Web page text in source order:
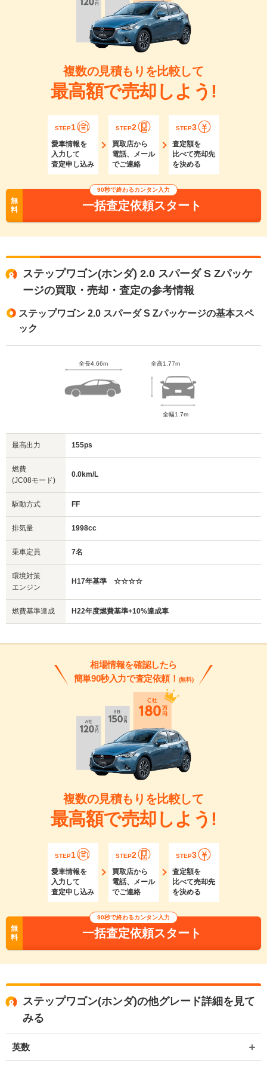
複数の見積もりを比較して
最高額で売却しよう!
STEP1
愛車情報を
入力して
査定申し込み
STEP2
買取店から
電話、メール
でご連絡
STEP3
査定額を
比べて売却先
を決める
無
料
90秒で終わるカンタン入力
一括査定依頼スタート
ステップワゴン(ホンダ) 2.0 スパーダ S Zパッケ
ージの買取・売却・査定の参考情報
ステップワゴン 2.0 スパーダ S Zパッケージの基本スペ
ック
全長4.66m 全高1.77m
全幅1.7m
最高出力 155ps
燃費
(JC08モード)
0.0km/L
駆動方式 FF
排気量 1998cc
乗車定員 7名
環境対策
エンジン
H17年基準 ☆☆☆☆
燃費基準達成 H22年度燃費基準+10%達成車
相場情報を確認したら
簡単90秒入力で査定依頼！ (無料)
複数の見積もりを比較して
最高額で売却しよう!
STEP1
愛車情報を
入力して
査定申し込み
STEP2
買取店から
電話、メール
でご連絡
STEP3
査定額を
比べて売却先
を決める
無
料
90秒で終わるカンタン入力
一括査定依頼スタート
ステップワゴン(ホンダ)の他グレード詳細を見て
みる
英数